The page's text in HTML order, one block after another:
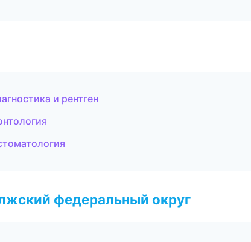
и рентген
федеральный округ